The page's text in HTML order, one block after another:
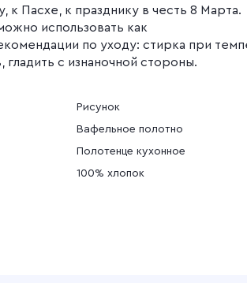
к Пасхе, к празднику в честь 8 Марта.
использовать как
по уходу: стирка при
гладить с изнаночной стороны.
Рисунок
Вафельное полотно
Полотенце кухонное
100% хлопок